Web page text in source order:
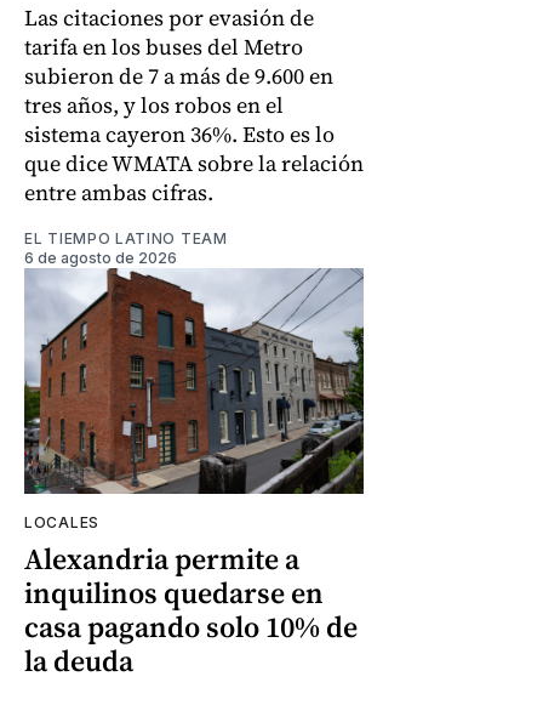
Las citaciones por evasión de
tarifa en los buses del Metro
subieron de 7 a más de 9.600 en
tres años, y los robos en el
sistema cayeron 36%. Esto es lo
que dice WMATA sobre la relación
entre ambas cifras.
EL TIEMPO LATINO TEAM
6 de agosto de 2026
LOCALES
Alexandria permite a
inquilinos quedarse en
casa pagando solo 10% de
la deuda